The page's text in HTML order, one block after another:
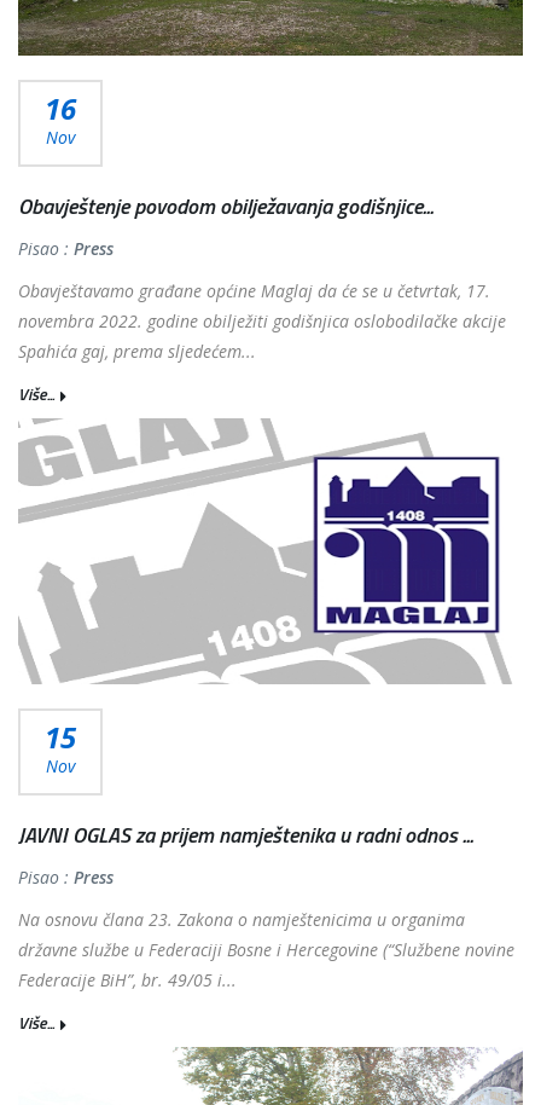
16
Nov
Obavještenje povodom obilježavanja godišnjice...
Pisao : Press
Obavještavamo građane općine Maglaj da će se u četvrtak, 17.
novembra 2022. godine obilježiti godišnjica oslobodilačke akcije
Spahića gaj, prema sljedećem...
Više...
15
Nov
JAVNI OGLAS za prijem namještenika u radni odnos ...
Pisao : Press
Na osnovu člana 23. Zakona o namještenicima u organima
državne službe u Federaciji Bosne i Hercegovine (“Službene novine
Federacije BiH”, br. 49/05 i...
Više...